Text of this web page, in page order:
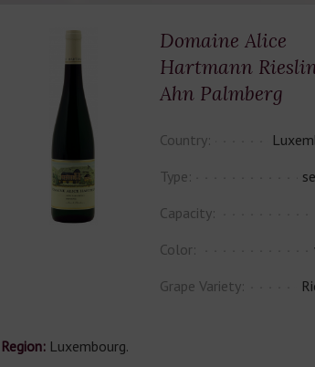
Domaine Alice
Hartmann
Ahn Palmberg
Country:
Type:
Capacity:
Color:
Grape Variety:
Region: Luxembourg.